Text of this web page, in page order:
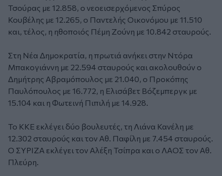
Τσούρας με 12.858, ο νεοεισερχόμενος Σπύρος
Κουβέλης με 12.265, ο Παντελής Οικονόμου με 11.510
και, τέλος, η ηθοποιός Πέμη Ζούνη με 10.842 σταυρούς.
Στη Νέα Δημοκρατία, η πρωτιά ανήκει στην Ντόρα
Μπακογιάννη με 22.594 σταυρούς και ακολουθούν ο
Δημήτρης Αβραμόπουλος με 21.040, ο Προκόπης
Παυλόπουλος με 16.772, η Ελισάβετ Βόζεμπεργκ με
15.104 και η Φωτεινή Πιπιλή με 14.928.
Το ΚΚΕ εκλέγει δύο βουλευτές, τη Λιάνα Κανέλη με
12.302 σταυρούς και τον Αθ. Παφίλη με 7.454 σταυρούς.
Ο ΣΥΡΙΖΑ εκλέγει τον Αλέξη Τσίπρα και ο ΛΑΟΣ τον Αθ.
Πλεύρη.